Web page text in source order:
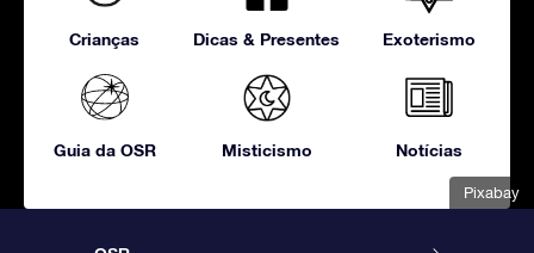
Pixabay
Crianças Dicas & Presentes Exoterismo
Guia da OSR Misticismo Notícias